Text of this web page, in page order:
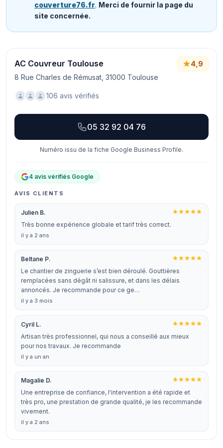
couverture76.fr. Merci de fournir la page du
site concernée.
AC Couvreur Toulouse
8 Rue Charles de Rémusat, 31000 Toulouse
4,9
106 avis vérifiés
05 32 92 04 76
Numéro issu de la fiche Google Business Profile.
4 avis vérifiés Google
AVIS CLIENTS
Julien B.
Très bonne expérience globale et tarif très correct.
il y a 2 ans
Beltane P.
Le chantier de zinguerie s’est bien déroulé. Gouttières
remplacées sans dégât ni salissure, et dans les délais
annoncés. Je recommande pour ce ge…
il y a 3 mois
Cyril L.
Artisan très professionnel, qui nous a conseillé aux mieux
pour nos travaux. Je recommande
il y a un an
Magalie D.
Une entreprise de confiance, l'intervention a été rapide et
très pro, une prestation de grande qualité, je les recommande
vivement.
il y a 2 ans